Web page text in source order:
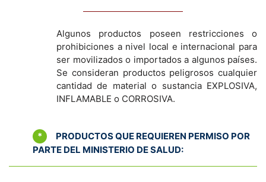
Algunos productos poseen restricciones o
prohibiciones a nivel local e internacional para
ser movilizados o importados a algunos países.
Se consideran productos peligrosos cualquier
cantidad de material o sustancia EXPLOSIVA,
INFLAMABLE o CORROSIVA.
*
PRODUCTOS QUE REQUIEREN PERMISO POR
PARTE DEL MINISTERIO DE SALUD: